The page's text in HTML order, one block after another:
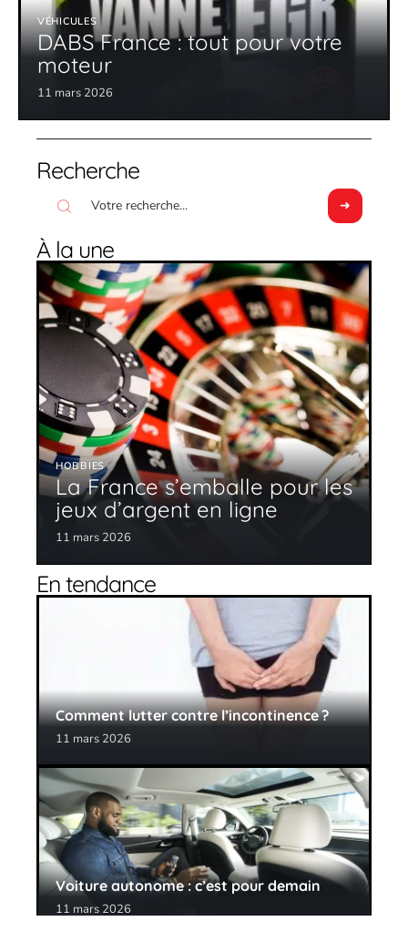
VÉHICULES
DABS France : tout pour votre
moteur
11 mars 2026
Recherche
À la une
HOBBIES
La France s’emballe pour les
jeux d’argent en ligne
11 mars 2026
En tendance
Comment lutter contre l’incontinence ?
11 mars 2026
Voiture autonome : c’est pour demain
11 mars 2026